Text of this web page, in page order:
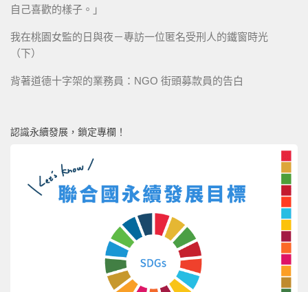
自己喜歡的樣子。」
我在桃園女監的日與夜－專訪一位匿名受刑人的鐵窗時光
（下）
背著道德十字架的業務員：NGO 街頭募款員的告白
認識永續發展，鎖定專欄！